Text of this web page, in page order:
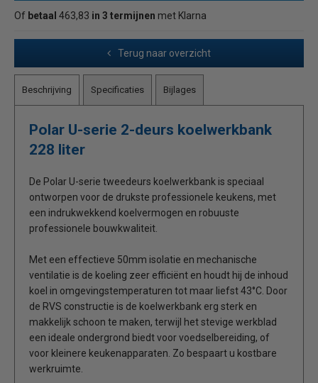
Of betaal 463,83 in 3 termijnen met Klarna
Terug naar overzicht
Beschrijving Specificaties Bijlages
Polar U-serie 2-deurs koelwerkbank
228 liter
De Polar U-serie tweedeurs koelwerkbank is speciaal
ontworpen voor de drukste professionele keukens, met
een indrukwekkend koelvermogen en robuuste
professionele bouwkwaliteit.
Met een effectieve 50mm isolatie en mechanische
ventilatie is de koeling zeer efficiënt en houdt hij de inhoud
koel in omgevingstemperaturen tot maar liefst 43°C. Door
de RVS constructie is de koelwerkbank erg sterk en
makkelijk schoon te maken, terwijl het stevige werkblad
een ideale ondergrond biedt voor voedselbereiding, of
voor kleinere keukenapparaten. Zo bespaart u kostbare
werkruimte.